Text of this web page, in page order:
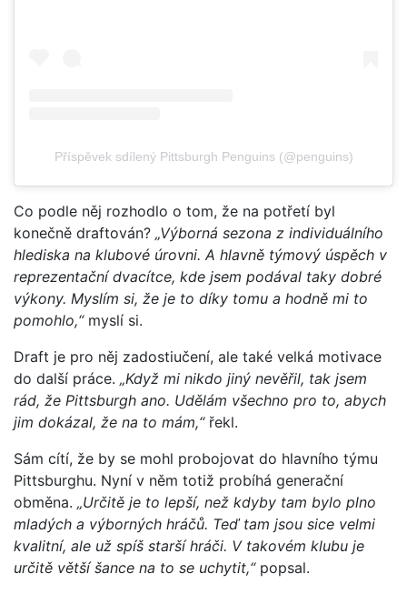
Příspěvek sdílený Pittsburgh Penguins (@penguins)
Co podle něj rozhodlo o tom, že na potřetí byl
konečně draftován? „Výborná sezona z individuálního
hlediska na klubové úrovni. A hlavně týmový úspěch v
reprezentační dvacítce, kde jsem podával taky dobré
výkony. Myslím si, že je to díky tomu a hodně mi to
pomohlo,“myslí si.
Draft je pro něj zadostiučení, ale také velká motivace
do další práce. „Když mi nikdo jiný nevěřil, tak jsem
rád, že Pittsburgh ano. Udělám všechno pro to, abych
jim dokázal, že na to mám,“ řekl.
Sám cítí, že by se mohl probojovat do hlavního týmu
Pittsburghu. Nyní v něm totiž probíhá generační
obměna. „Určitě je to lepší, než kdyby tam bylo plno
mladých a výborných hráčů. Teď tam jsou sice velmi
kvalitní, ale už spíš starší hráči. V takovém klubu je
určitě větší šance na to se uchytit,“popsal.